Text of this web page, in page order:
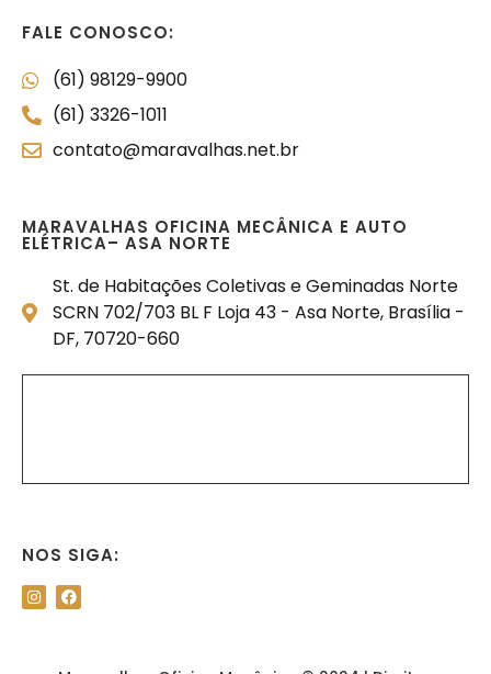
FALE CONOSCO:
(61) 98129-9900
(61) 3326-1011
contato@maravalhas.net.br
MARAVALHAS OFICINA MECÂNICA E AUTO
ELÉTRICA– ASA NORTE
St. de Habitações Coletivas e Geminadas Norte
SCRN 702/703 BL F Loja 43 - Asa Norte, Brasília -
DF, 70720-660
NOS SIGA: